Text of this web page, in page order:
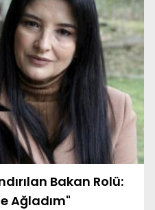
Bakan Rolü:
Ağladım"